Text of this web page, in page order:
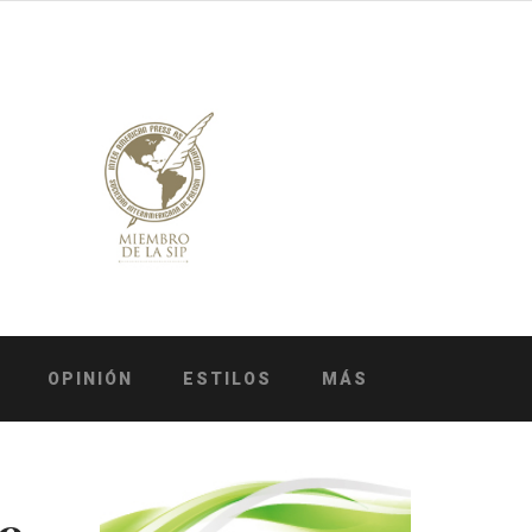
OPINIÓN ESTILOS MÁS